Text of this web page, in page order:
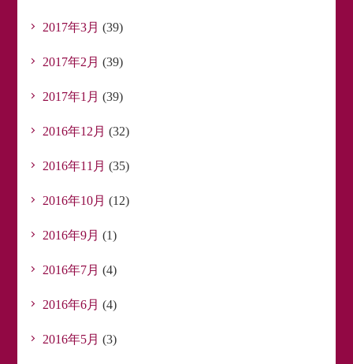
2017年3月 (39)
2017年2月 (39)
2017年1月 (39)
2016年12月 (32)
2016年11月 (35)
2016年10月 (12)
2016年9月 (1)
2016年7月 (4)
2016年6月 (4)
2016年5月 (3)